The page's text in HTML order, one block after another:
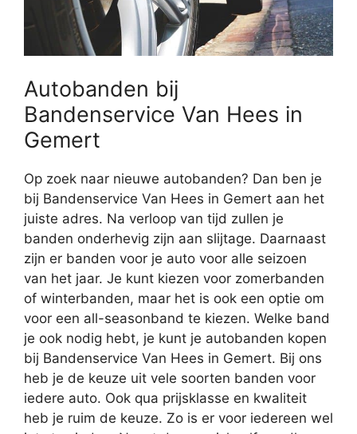
Autobanden bij
Bandenservice Van Hees in
Gemert
Op zoek naar nieuwe autobanden? Dan ben je
bij Bandenservice Van Hees in Gemert aan het
juiste adres. Na verloop van tijd zullen je
banden onderhevig zijn aan slijtage. Daarnaast
zijn er banden voor je auto voor alle seizoen
van het jaar. Je kunt kiezen voor zomerbanden
of winterbanden, maar het is ook een optie om
voor een all-seasonband te kiezen. Welke band
je ook nodig hebt, je kunt je autobanden kopen
bij Bandenservice Van Hees in Gemert. Bij ons
heb je de keuze uit vele soorten banden voor
iedere auto. Ook qua prijsklasse en kwaliteit
heb je ruim de keuze. Zo is er voor iedereen wel